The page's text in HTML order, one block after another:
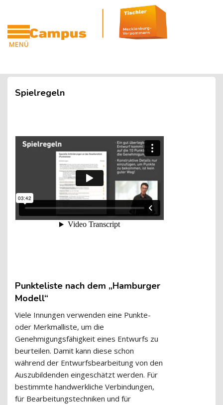
MENÜ
Zum Hauptinhalt
Blöcke
Blöcke
Spielregeln
Punkteliste nach dem „Hamburger
Modell“
Viele Innungen verwenden eine Punkte-
oder Merkmalliste, um die
Genehmigungsfähigkeit eines Entwurfs zu
beurteilen. Damit kann diese schon
während der Entwurfsbearbeitung von den
Auszubildenden eingeschätzt werden. Für
bestimmte handwerkliche Verbindungen,
für Bearbeitungstechniken und für